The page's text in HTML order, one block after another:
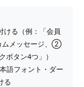
る（例：「会員
ムメッセージ、②
タン4つ」）
語フォント・ダー
る